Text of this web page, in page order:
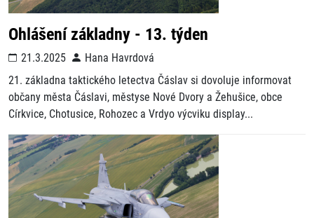
Ohlášení základny - 13. týden
21.3.2025
Hana Havrdová
21. základna taktického letectva Čáslav si dovoluje informovat
občany města Čáslavi, městyse Nové Dvory a Žehušice, obce
Církvice, Chotusice, Rohozec a Vrdyo výcviku display...